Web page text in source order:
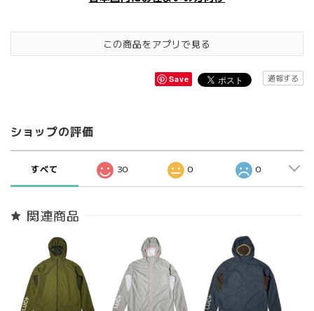
この商品をアプリで見る
Save 通報する
ショップの評価
すべて 30 0 0
関連商品